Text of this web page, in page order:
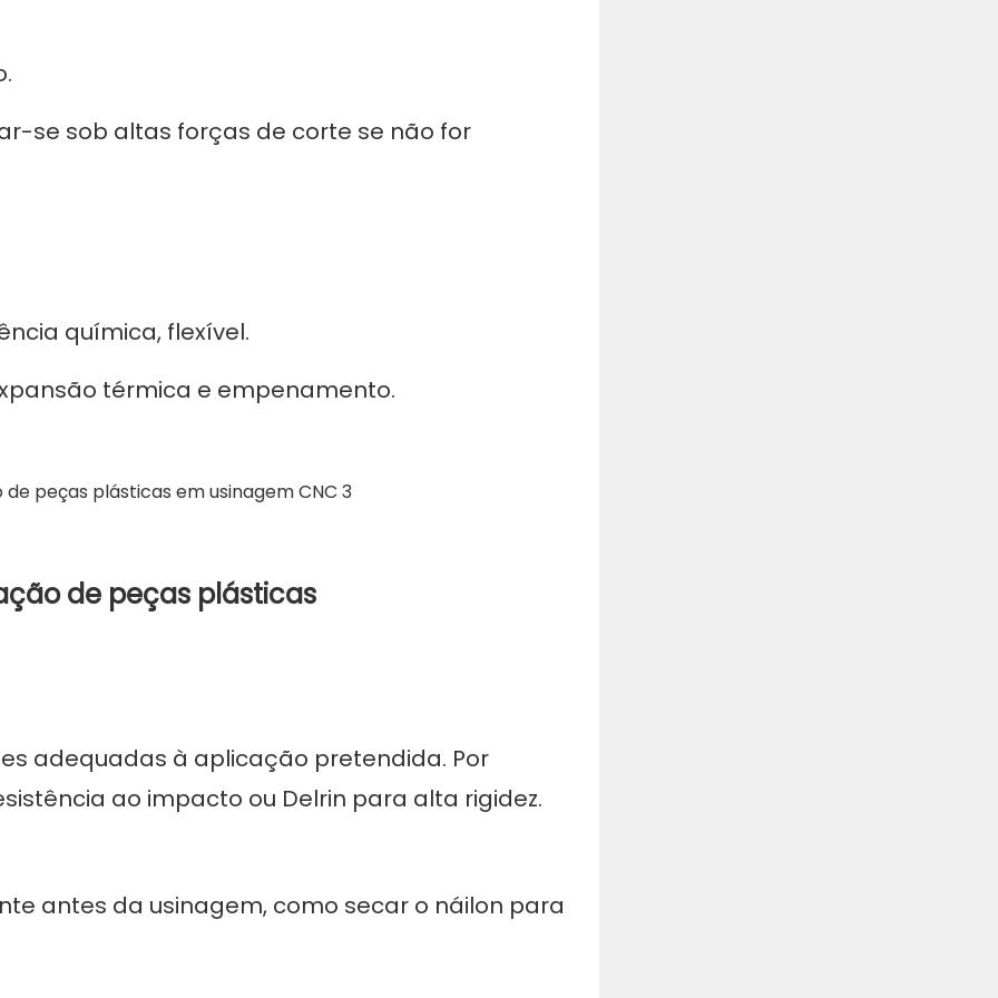
se sob altas forças de corte se não for
química, flexível.
térmica e empenamento.
de peças plásticas
adequadas à aplicação pretendida. Por
ao impacto ou Delrin para alta rigidez.
antes da usinagem, como secar o náilon para